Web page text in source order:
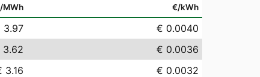
MWh €/kWh
3.97
€ 0.0040
3.62
€ 0.0036
3.16
€ 0.0032